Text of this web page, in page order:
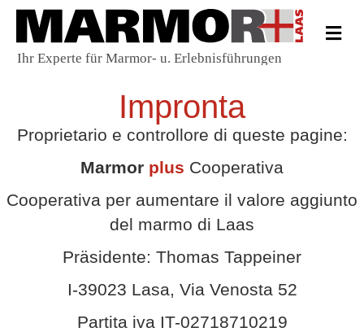
Impronta
Proprietario e controllore di queste pagine:
Marmor plus Cooperativa
Cooperativa per aumentare il valore aggiunto
del marmo di Laas
Präsidente: Thomas Tappeiner
I-39023 Lasa, Via Venosta 52
Partita iva IT-02718710219